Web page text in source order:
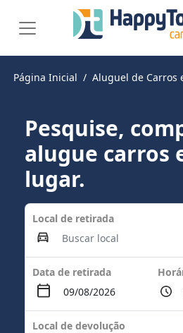
Página Inicial Aluguel de Carros
Pesquise,
alugue carros
lugar.
Local de retirada
Data de retirada
Local de devolução